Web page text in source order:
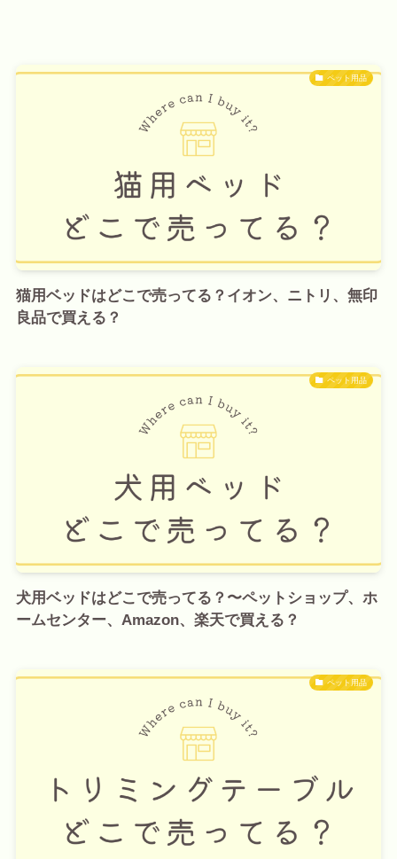
ペット用品
猫用ベッドはどこで売ってる？イオン、ニトリ、無印
良品で買える？
ペット用品
犬用ベッドはどこで売ってる？〜ペットショップ、ホ
ームセンター、Amazon、楽天で買える？
ペット用品